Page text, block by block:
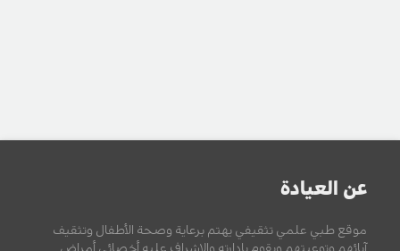
عن العيادة
موقع طبي علمي تثقيفي يهتم برعاية وصحة الأطفال وتثقيف
آبائهم وتوعيتهم ويقوم بإدارته والإشراف عليه أخصائي أمراض